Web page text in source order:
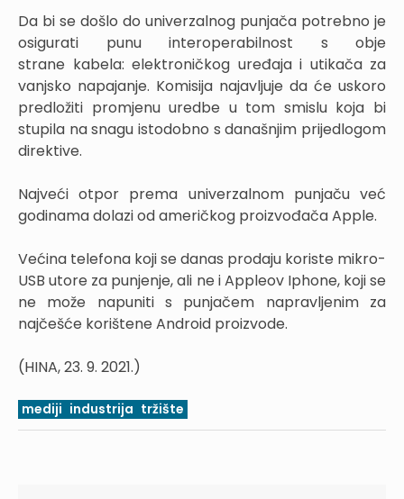
Da bi se došlo do univerzalnog punjača potrebno je
osigurati punu interoperabilnost s obje
strane kabela: elektroničkog uređaja i utikača za
vanjsko napajanje. Komisija najavljuje da će uskoro
predložiti promjenu uredbe u tom smislu koja bi
stupila na snagu istodobno s današnjim prijedlogom
direktive.
Najveći otpor prema univerzalnom punjaču već
godinama dolazi od američkog proizvođača Apple.
Većina telefona koji se danas prodaju koriste mikro-
USB utore za punjenje, ali ne i Appleov Iphone, koji se
ne može napuniti s punjačem napravljenim za
najčešće korištene Android proizvode.
(HINA, 23. 9. 2021.)
mediji industrija tržište